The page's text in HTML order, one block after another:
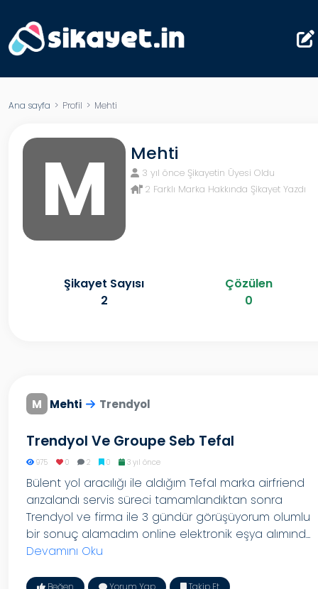
Ana sayfa > Profil > Mehti
M Mehti
3 yıl önce Şikayetin Üyesi Oldu
2 Farklı Marka Hakkında Şikayet Yazdı
Şikayet Sayısı
2
Çözülen
0
M Mehti Trendyol
Trendyol Ve Groupe Seb Tefal
975 0 2 0 3 yıl önce
Bülent yol aracılığı ile aldığım Tefal marka airfriend
arızalandı servis süreci tamamlandıktan sonra
Trendyol ve firma ile 3 gündür görüşüyorum olumlu
bir sonuç alamadım online elektronik eşya alımınd...
Devamını Oku
Beğen Yorum Yap Takip Et